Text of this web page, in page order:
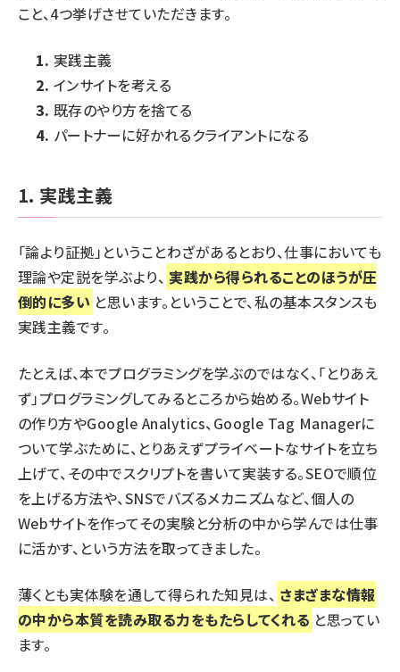
こと、4つ挙げさせていただきます。
実践主義
インサイトを考える
既存のやり方を捨てる
パートナーに好かれるクライアントになる
1. 実践主義
「論より証拠」ということわざがあるとおり、仕事においても
理論や定説を学ぶより、 実践から得られることのほうが圧
倒的に多い と思います。ということで、私の基本スタンスも
実践主義です。
たとえば、本でプログラミングを学ぶのではなく、「とりあえ
ず」プログラミングしてみるところから始める。Webサイト
の作り方やGoogle Analytics、Google Tag Managerに
ついて学ぶために、とりあえずプライベートなサイトを立ち
上げて、その中でスクリプトを書いて実装する。SEOで順位
を上げる方法や、SNSでバズるメカニズムなど、個人の
Webサイトを作ってその実験と分析の中から学んでは仕事
に活かす、という方法を取ってきました。
薄くとも実体験を通して得られた知見は、 さまざまな情報
の中から本質を読み取る力をもたらしてくれる と思ってい
ます。